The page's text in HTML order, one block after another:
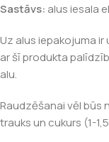
Sastāvs: alus iesala
Uz alus iepakojuma
ar šī produkta
alu.
Raudzēšanai vēl būs
trauks un cukurs (1-